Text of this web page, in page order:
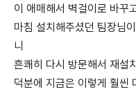
이 애매해서 벽걸이로 바꾸
마침 설치해주셨던 팀장님
니
흔쾌히 다시 방문해서 재설
덕분에 지금은 이렇게 훨씬